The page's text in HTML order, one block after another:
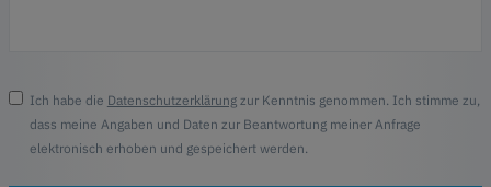
Ich habe die Datenschutzerklärungzur Kenntnis genommen. Ich stimme zu,
dass meine Angaben und Daten zur Beantwortung meiner Anfrage
elektronisch erhoben und gespeichert werden.